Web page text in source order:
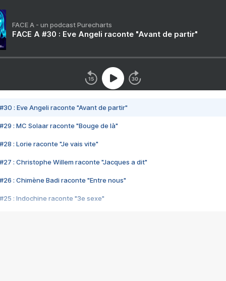
FACE A - un podcast Purecharts
FACE A #30 : Eve Angeli raconte "Avant de partir"
#30 : Eve Angeli raconte "Avant de partir"
#29 : MC Solaar raconte "Bouge de là"
#28 : Lorie raconte "Je vais vite"
#27 : Christophe Willem raconte "Jacques a dit"
#26 : Chimène Badi raconte "Entre nous"
#25 : Indochine raconte "3e sexe"